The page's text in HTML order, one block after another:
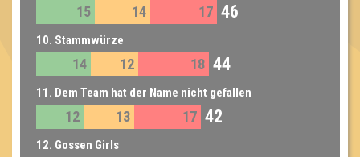
15 14 17 46
10. Stammwürze
14 12 18 44
11. Dem Team hat der Name nicht gefallen
12 13 17 42
12. Gossen Girls